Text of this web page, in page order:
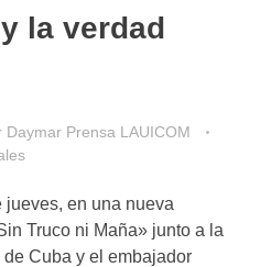
la verdad
Daymar Prensa LAUICOM
jueves, en una nueva
Truco ni Maña» junto a la
Cuba y el embajador